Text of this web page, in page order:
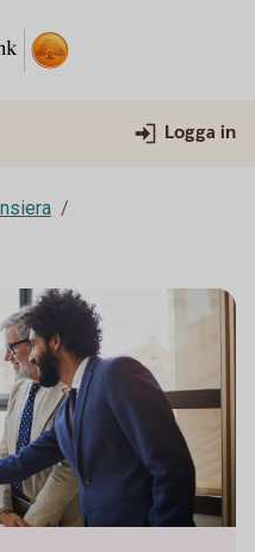
Logga in